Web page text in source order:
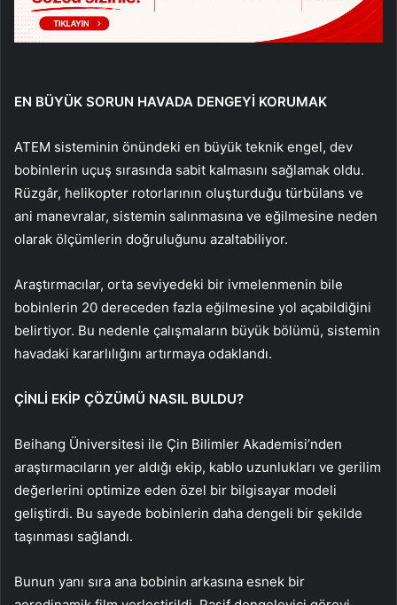
EN BÜYÜK SORUN HAVADA DENGEYİ KORUMAK
ATEM sisteminin önündeki en büyük teknik engel, dev
bobinlerin uçuş sırasında sabit kalmasını sağlamak oldu.
Rüzgâr, helikopter rotorlarının oluşturduğu türbülans ve
ani manevralar, sistemin salınmasına ve eğilmesine neden
olarak ölçümlerin doğruluğunu azaltabiliyor.
Araştırmacılar, orta seviyedeki bir ivmelenmenin bile
bobinlerin 20 dereceden fazla eğilmesine yol açabildiğini
belirtiyor. Bu nedenle çalışmaların büyük bölümü, sistemin
havadaki kararlılığını artırmaya odaklandı.
ÇİNLİ EKİP ÇÖZÜMÜ NASIL BULDU?
Beihang Üniversitesi ile Çin Bilimler Akademisi’nden
araştırmacıların yer aldığı ekip, kablo uzunlukları ve gerilim
değerlerini optimize eden özel bir bilgisayar modeli
geliştirdi. Bu sayede bobinlerin daha dengeli bir şekilde
taşınması sağlandı.
Bunun yanı sıra ana bobinin arkasına esnek bir